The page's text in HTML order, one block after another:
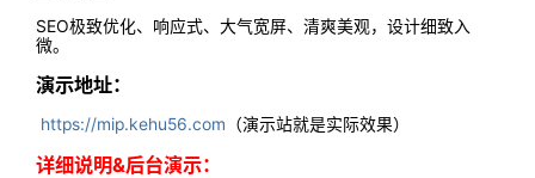
SEO极致优化、响应式、大气宽屏、清爽美观，设计细致入
微。
演示地址：
https://mip.kehu56.com （演示站就是实际效果）
详细说明&后台演示：